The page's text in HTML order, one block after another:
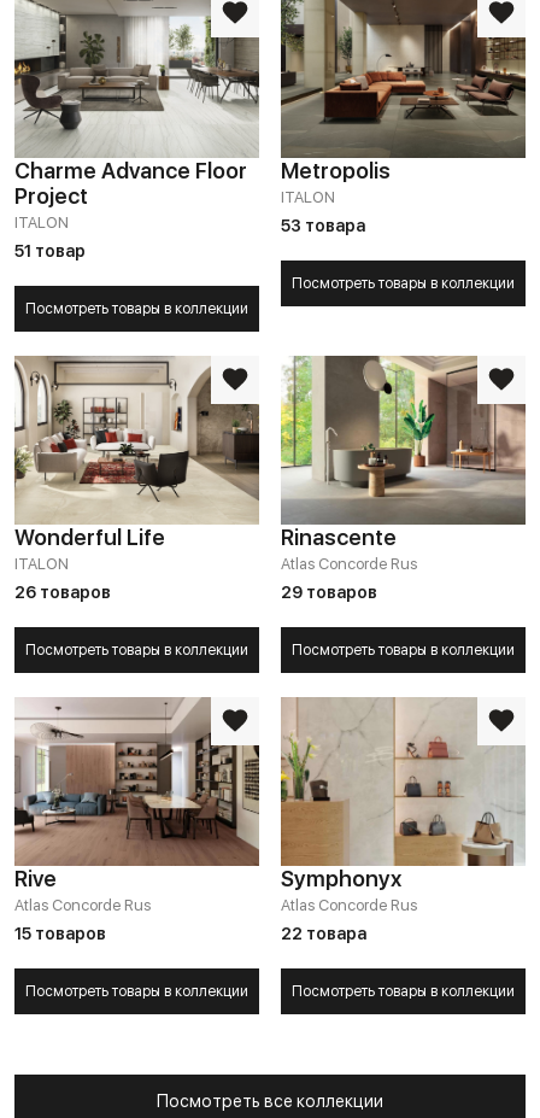
Charme Advance Floor
Project
ITALON
51 товар
Посмотреть товары в коллекции
Metropolis
ITALON
53 товара
Посмотреть товары в коллекции
Wonderful Life
ITALON
26 товаров
Посмотреть товары в коллекции
Rinascente
Atlas Concorde Rus
29 товаров
Посмотреть товары в коллекции
Rive
Atlas Concorde Rus
15 товаров
Посмотреть товары в коллекции
Symphonyx
Atlas Concorde Rus
22 товара
Посмотреть товары в коллекции
Посмотреть все коллекции